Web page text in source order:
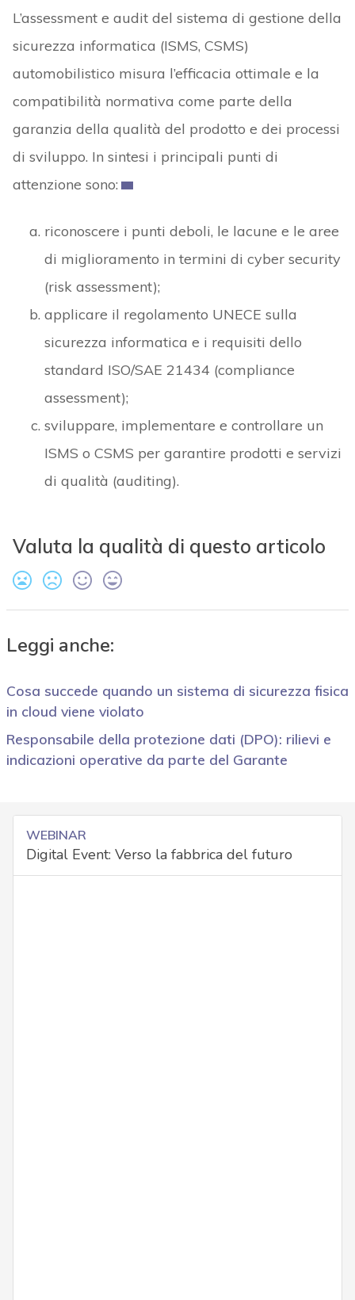
L’assessment e audit del sistema di gestione della
sicurezza informatica (ISMS, CSMS)
automobilistico misura l’efficacia ottimale e la
compatibilità normativa come parte della
garanzia della qualità del prodotto e dei processi
di sviluppo. In sintesi i principali punti di
attenzione sono:
riconoscere i punti deboli, le lacune e le aree
di miglioramento in termini di cyber security
(risk assessment);
applicare il regolamento UNECE sulla
sicurezza informatica e i requisiti dello
standard ISO/SAE 21434 (compliance
assessment);
sviluppare, implementare e controllare un
ISMS o CSMS per garantire prodotti e servizi
di qualità (auditing).
Valuta la qualità di questo articolo
Leggi anche:
Cosa succede quando un sistema di sicurezza fisica
in cloud viene violato
Responsabile della protezione dati (DPO): rilievi e
indicazioni operative da parte del Garante
WEBINAR
Digital Event: Verso la fabbrica del futuro